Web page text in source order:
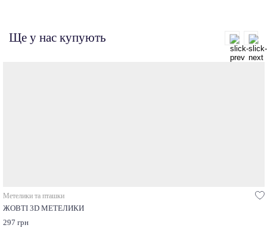
Ще у нас купують
Метелики та пташки
ЖОВТІ 3D МЕТЕЛИКИ
297 грн